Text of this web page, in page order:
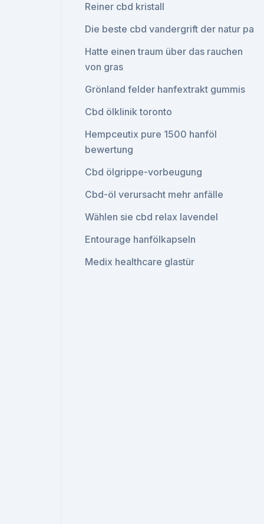
Reiner cbd kristall
Die beste cbd vandergrift der natur pa
Hatte einen traum über das rauchen
von gras
Grönland felder hanfextrakt gummis
Cbd ölklinik toronto
Hempceutix pure 1500 hanföl
bewertung
Cbd ölgrippe-vorbeugung
Cbd-öl verursacht mehr anfälle
Wählen sie cbd relax lavendel
Entourage hanfölkapseln
Medix healthcare glastür